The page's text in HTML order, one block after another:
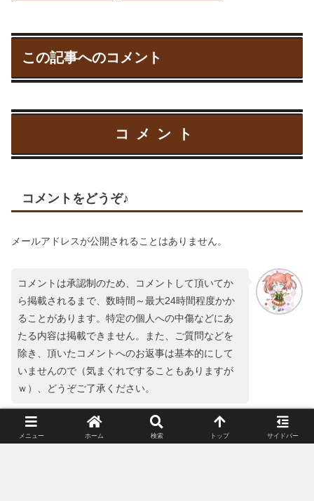
この記事へのコメント
コメント
コメントをどうぞ♪
メールアドレスが公開されることはありません。
コメントは承認制のため、コメントして頂いてか
ら掲載されるまで、数時間～最大24時間程度かか
ることがあります。特定の個人への中傷などにあ
たる内容は掲載できません。また、ご質問などを
除き、頂いたコメントへのお返事は基本的にして
いませんので（気まぐれですることもありますが
ｗ）、どうぞご了承ください。
コメント
メニュー ホーム 検索 トップ サイドバー